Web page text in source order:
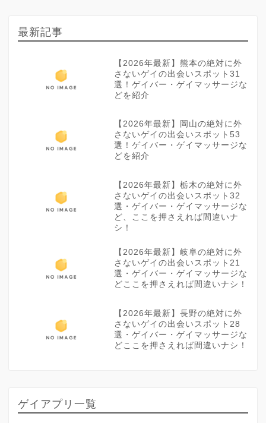
最新記事
【2026年最新】熊本の絶対に外
さないゲイの出会いスポット31
選！ゲイバー・ゲイマッサージな
どを紹介
【2026年最新】岡山の絶対に外
さないゲイの出会いスポット53
選！ゲイバー・ゲイマッサージな
どを紹介
【2026年最新】栃木の絶対に外
さないゲイの出会いスポット32
選・ゲイバー・ゲイマッサージな
ど、ここを押さえれば間違いナ
シ！
【2026年最新】岐阜の絶対に外
さないゲイの出会いスポット21
選・ゲイバー・ゲイマッサージな
どここを押さえれば間違いナシ！
【2026年最新】長野の絶対に外
さないゲイの出会いスポット28
選・ゲイバー・ゲイマッサージな
どここを押さえれば間違いナシ！
ゲイアプリ一覧